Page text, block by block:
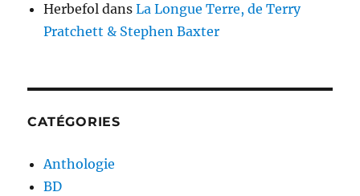
Herbefol dansLa Longue Terre, de Terry
Pratchett & Stephen Baxter
CATÉGORIES
Anthologie
BD